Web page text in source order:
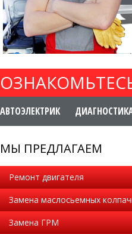
АВТОЭЛЕКТРИК
МЫ ПРЕДЛАГАЕМ
Ремонт двигателя
Замена маслосьемных
Замена ГРМ